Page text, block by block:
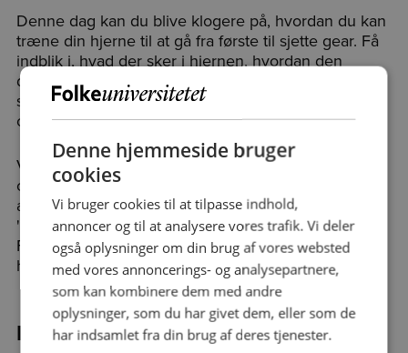
Denne dag kan du blive klogere på, hvordan du kan
træne din hjerne til at gå fra første til sjette gear. Få
indblik i, hvad der sker i hjernen, hvordan den
dirigerer tanke- og handlemønstre, og hvad der kan
styrke evnen til at holde fokus, bevare overblikket
og sortere unødvendige informationer fra.
Vi vil inddrage konkrete teknikker og øvelser til at
optræne huskeevnen og lære nye ting – uanset
alder. I undervisningen tager vi bl.a. afsæt i bøgerne
'Klæbehjerne – bliv bedre til at huske' (Politikens
Forlag) og 'Hjernestarter – sådan træner du din
hjerne' (FADL's Forlag).
Program:
Denne hjemmeside bruger
cookies
Vi bruger cookies til at tilpasse indhold,
annoncer og til at analysere vores trafik. Vi deler
også oplysninger om din brug af vores websted
med vores annoncerings- og analysepartnere,
som kan kombinere dem med andre
oplysninger, som du har givet dem, eller som de
har indsamlet fra din brug af deres tjenester.